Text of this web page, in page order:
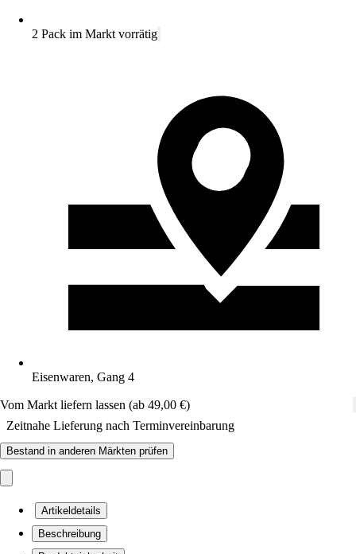
2 Pack im Markt vorrätig
Eisenwaren, Gang 4
Vom Markt liefern lassen (ab 49,00 €)
Zeitnahe Lieferung nach Terminvereinbarung
Bestand in anderen Märkten prüfen
Artikeldetails
Beschreibung